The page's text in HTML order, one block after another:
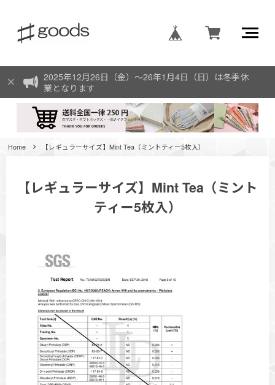
2025年12月26日（金）〜26年1月4日（日）は冬季休
業となります
Home 【レギュラーサイズ】Mint Tea（ミントティー5枚入）
【レギュラーサイズ】Mint Tea（ミント
ティー5枚入）